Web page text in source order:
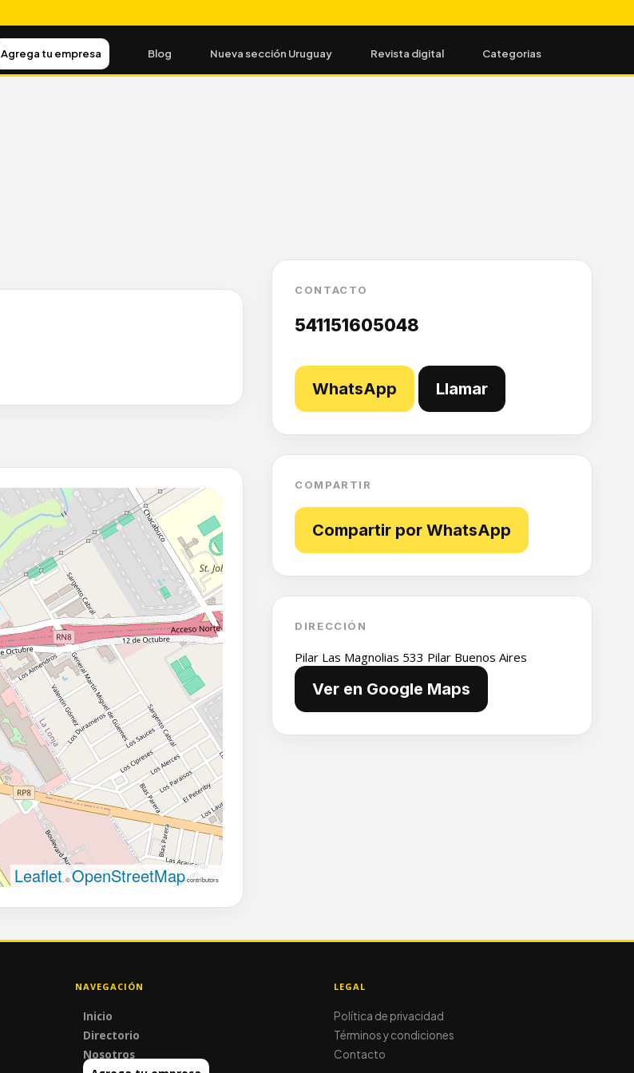
Agrega tu empresa Blog Nueva sección Uruguay Revista digital Categorias
Leaflet , ©OpenStreetMapcontributors
CONTACTO
541151605048
WhatsApp Llamar
COMPARTIR
Compartir por WhatsApp
DIRECCIÓN
Pilar Las Magnolias 533 Pilar Buenos Aires
Ver en Google Maps
NAVEGACIÓN
Inicio
Directorio
Nosotros
LEGAL
Política de privacidad
Términos y condiciones
Contacto